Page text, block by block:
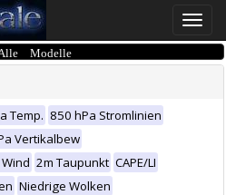
Toggle
Modelle
Temp. 850 hPa Stromlinien
Vertikalbew
2m Taupunkt CAPE/LI
Niedrige Wolken